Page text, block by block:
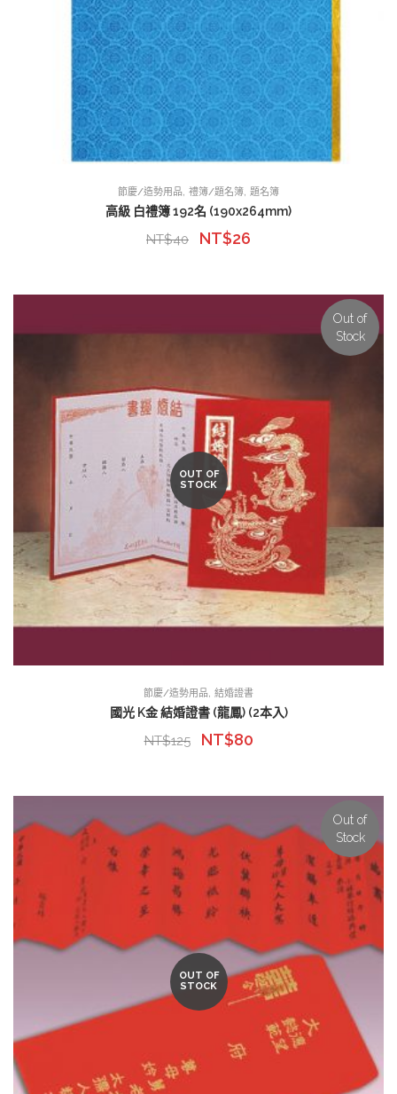
節慶/造勢用品 禮簿/題名簿 題名簿
高級 白禮簿 192名 (190x264mm)
NT$40 NT$26
Out of
Stock
OUT OF
STOCK
節慶/造勢用品 結婚證書
國光 K金 結婚證書 (龍鳳) (2本入)
NT$125 NT$80
Out of
Stock
OUT OF
STOCK